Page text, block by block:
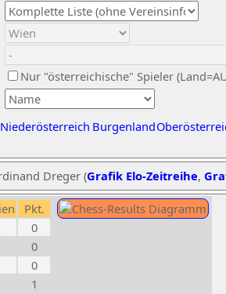
Nur "österreichische" Spieler
Niederösterreich Burgenland
Dreger (Grafik Elo-Zeitreihe,
Pkt.
0
0
0
1